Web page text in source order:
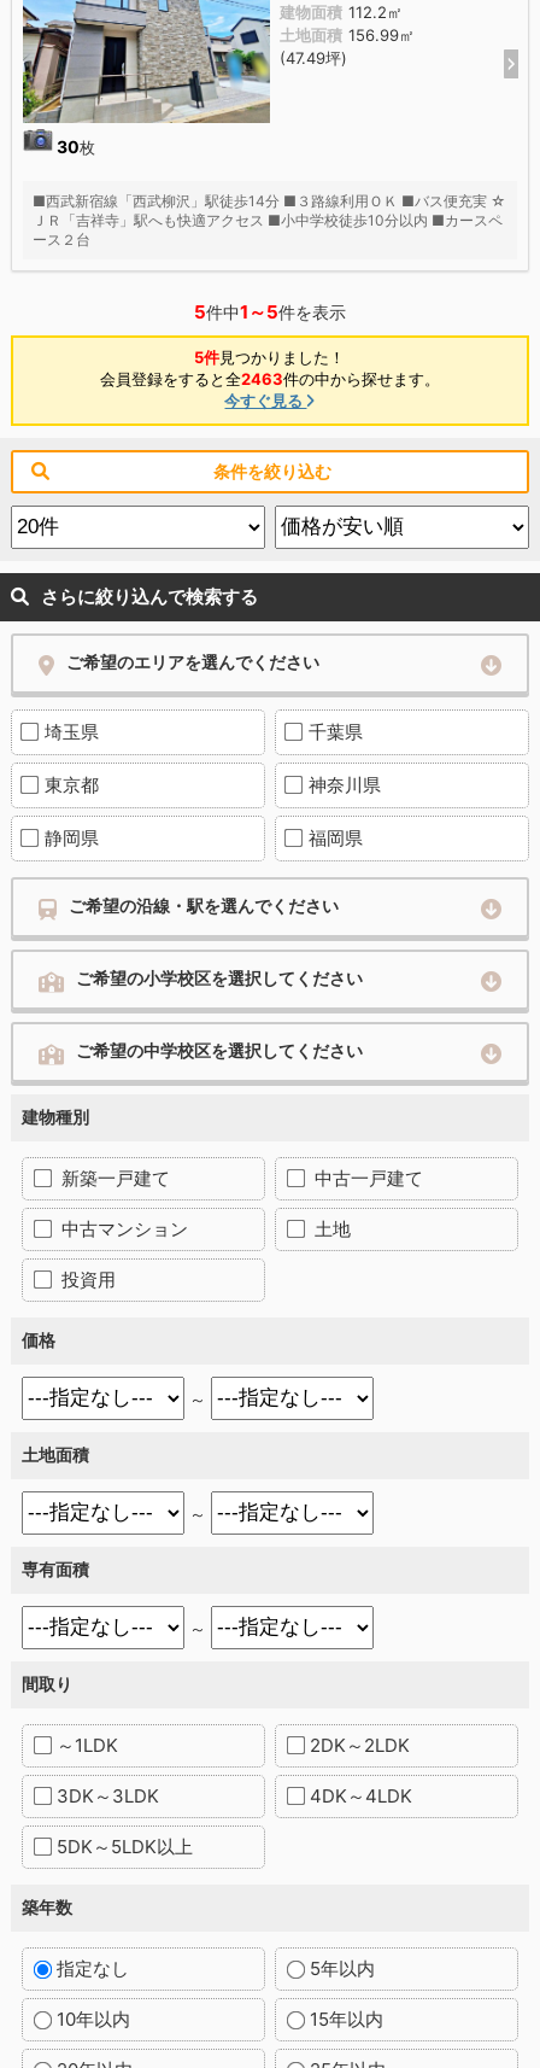
30枚
建物面積 112.2㎡
土地面積 156.99㎡
(47.49坪)
■西武新宿線「西武柳沢」駅徒歩14分 ■３路線利用ＯＫ ■バス便充実 ☆
ＪＲ「吉祥寺」駅へも快適アクセス ■小中学校徒歩10分以内 ■カースペ
ース２台
5件中1～5件を表示
5件見つかりました！
会員登録をすると全2463件の中から探せます。
今すぐ見る
条件を絞り込む
さらに絞り込んで検索する
ご希望のエリアを選んでください
埼玉県 千葉県
東京都 神奈川県
静岡県 福岡県
ご希望の沿線・駅を選んでください
ご希望の小学校区を選択してください
ご希望の中学校区を選択してください
建物種別
新築一戸建て 中古一戸建て
中古マンション 土地
投資用
価格
～
土地面積
～
専有面積
～
間取り
～1LDK 2DK～2LDK
3DK～3LDK 4DK～4LDK
5DK～5LDK以上
築年数
指定なし 5年以内
10年以内 15年以内